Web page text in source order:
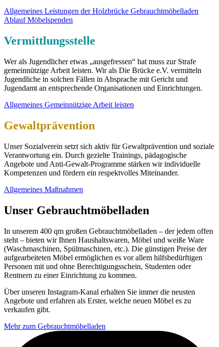
Allgemeines Leistungen der Holzbrücke Gebrauchtmöbelladen
Ablauf Möbelspenden
Vermittlungsstelle
Wer als Jugendlicher etwas „ausgefressen“ hat muss zur Strafe
gemeinnützige Arbeit leisten. Wir als Die Brücke e.V. vermitteln
Jugendliche in solchen Fällen in Absprache mit Gericht und
Jugendamt an entsprechende Organisationen und Einrichtungen.
Allgemeines Gemeinnützige Arbeit leisten
Gewaltprävention
Unser Sozialverein setzt sich aktiv für Gewaltprävention und soziale
Verantwortung ein. Durch gezielte Trainings, pädagogische
Angebote und Anti-Gewalt-Programme stärken wir individuelle
Kompetenzen und fördern ein respektvolles Miteinander.
Allgemeines Maßnahmen
Unser Gebrauchtmöbelladen
In unserem 400 qm großen Gebrauchtmöbelladen – der jedem offen
steht – bieten wir Ihnen Haushaltswaren, Möbel und weiße Ware
(Waschmaschinen, Spülmaschinen, etc.). Die günstigen Preise der
aufgearbeiteten Möbel ermöglichen es vor allem hilfsbedürftigen
Personen mit und ohne Berechtigungsschein, Studenten oder
Rentnern zu einer Einrichtung zu kommen.
Über unseren Instagram-Kanal erhalten Sie immer die neusten
Angebote und erfahren als Erster, welche neuen Möbel es zu
verkaufen gibt.
Mehr zum Gebrauchtmöbelladen